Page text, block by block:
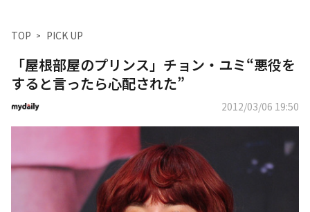
TOP PICK UP
「屋根部屋のプリンス」チョン・ユミ“悪役を
すると言ったら心配された”
2012/03/06 19:50